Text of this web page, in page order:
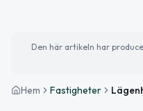
Den här artikeln har
Hem Fastigheter